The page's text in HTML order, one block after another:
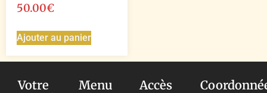
50.00€
Ajouter au panier
Votre
Menu Accès